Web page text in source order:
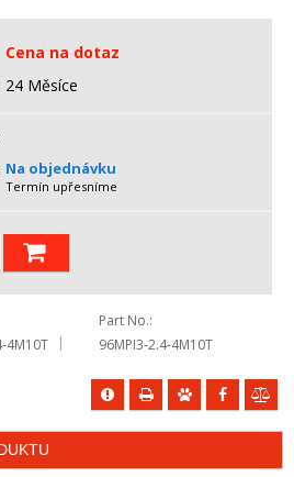
Cena na dotaz
24 Měsíce
Na objednávku
Termín upřesníme
4M10T
Part No.
96MPI3-2.4-4M10T